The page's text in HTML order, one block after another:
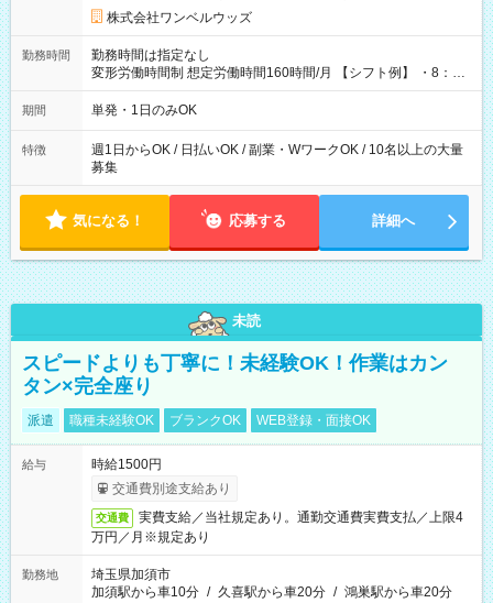
株式会社ワンベルウッズ
勤務時間
勤務時間は指定なし
変形労働時間制 想定労働時間160時間/月 【シフト例】 ・8：00
～21：00
期間 単発・1日のみOK
特徴
週1日からOK / 日払いOK / 副業・WワークOK / 10名以上の大量
募集
気になる！ 応募する 詳細へ
未読
スピードよりも丁寧に！未経験OK！作業はカン
タン×完全座り
派遣 職種未経験OK ブランクOK WEB登録・面接OK
給与
時給1500円
交通費別途支給あり
交通費
実費支給／当社規定あり。通勤交通費実費支払／上限4
万円／月※規定あり
勤務地
埼玉県加須市
加須駅から車10分 / 久喜駅から車20分 / 鴻巣駅から車20分